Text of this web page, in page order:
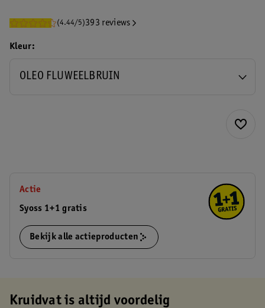
(4.44/5)393 reviews
Kleur
OLEO FLUWEELBRUIN
Actie
Syoss 1+1 gratis
Bekijk alle actieproducten
Kruidvat is altijd voordelig